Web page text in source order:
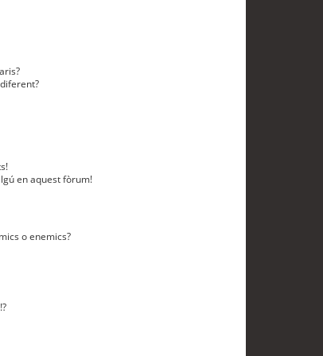
en aquest fòrum!
o enemics?